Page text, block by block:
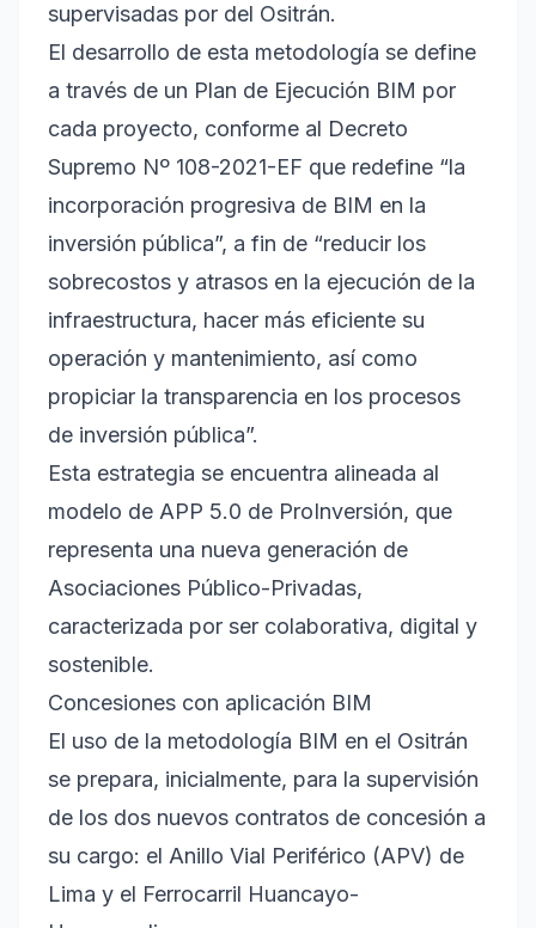
supervisadas por del Ositrán.
El desarrollo de esta metodología se define
a través de un Plan de Ejecución BIM por
cada proyecto, conforme al Decreto
Supremo Nº 108-2021-EF que redefine “la
incorporación progresiva de BIM en la
inversión pública”, a fin de “reducir los
sobrecostos y atrasos en la ejecución de la
infraestructura, hacer más eficiente su
operación y mantenimiento, así como
propiciar la transparencia en los procesos
de inversión pública”.
Esta estrategia se encuentra alineada al
modelo de APP 5.0 de ProInversión, que
representa una nueva generación de
Asociaciones Público-Privadas,
caracterizada por ser colaborativa, digital y
sostenible.
Concesiones con aplicación BIM
El uso de la metodología BIM en el Ositrán
se prepara, inicialmente, para la supervisión
de los dos nuevos contratos de concesión a
su cargo: el Anillo Vial Periférico (APV) de
Lima y el Ferrocarril Huancayo-